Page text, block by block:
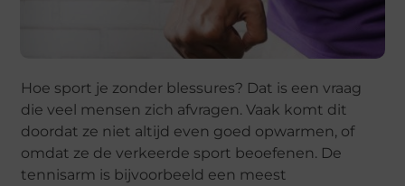
Hoe sport je zonder blessures? Dat is een vraag
die veel mensen zich afvragen. Vaak komt dit
doordat ze niet altijd even goed opwarmen, of
omdat ze de verkeerde sport beoefenen. De
tennisarm is bijvoorbeeld een meest